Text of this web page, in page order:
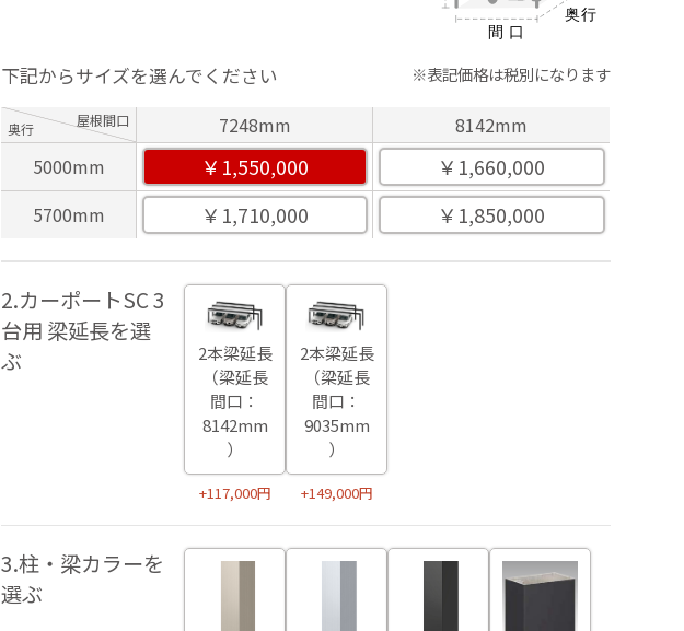
下記からサイズを選んでください ※表記価格は税別になります
奥行 屋根間口 7248mm
8142mm
5000mm
￥1,550,000 ￥1,660,000
5700mm ￥1,710,000 ￥1,850,000
2.カーポートSC 3
台用 梁延長を選
ぶ
2本梁延長
（梁延長
間口：
8142mm
）
+117,000円
2本梁延長
（梁延長
間口：
9035mm
）
+149,000円
3.柱・梁カラーを
選ぶ